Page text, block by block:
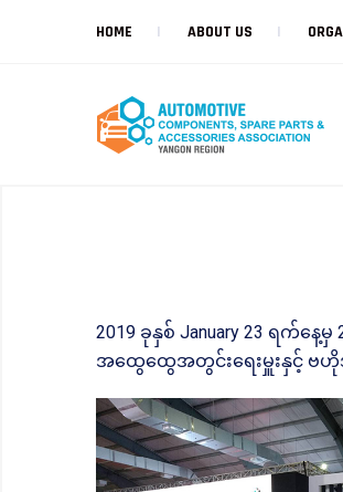
HOME ABOUT US
2019 ခုနှစ် January 23 ရက်နေ့
အထွေထွေအတွင်းရေးမှူးနှင့် ဗ